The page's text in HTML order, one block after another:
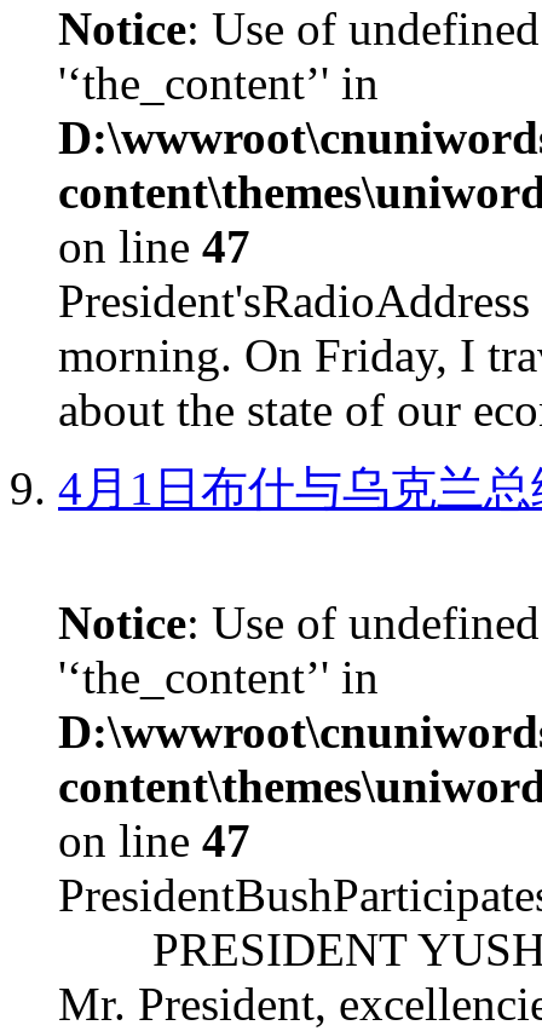
Notice: Use of
'‘the_content’' in
on line 47
morning. On Friday, I
about the state of our
4月1日布什与乌克兰
Notice: Use of
'‘the_content’' in
on line 47
PRESIDENT
Mr. President,